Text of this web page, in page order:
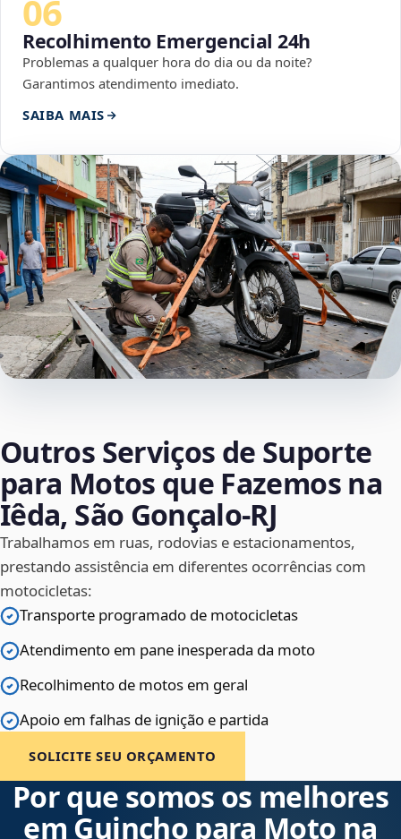
06
Recolhimento Emergencial 24h
Problemas a qualquer hora do dia ou da noite?
Garantimos atendimento imediato.
SAIBA MAIS
Outros Serviços de Suporte
para Motos que Fazemos na
Iêda, São Gonçalo‑RJ
Trabalhamos em ruas, rodovias e estacionamentos,
prestando assistência em diferentes ocorrências com
motocicletas:
Transporte programado de motocicletas
Atendimento em pane inesperada da moto
Recolhimento de motos em geral
Apoio em falhas de ignição e partida
SOLICITE SEU ORÇAMENTO
Por que somos os melhores
em Guincho para Moto na